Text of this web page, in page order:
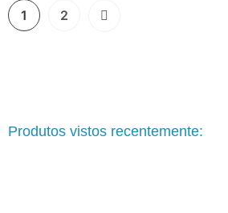
1 2
Produtos vistos recentemente: